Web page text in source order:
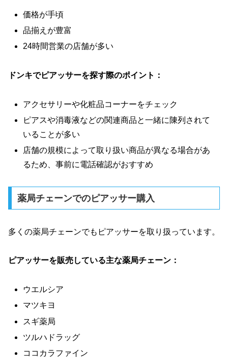
価格が手頃
品揃えが豊富
24時間営業の店舗が多い
ドンキでピアッサーを探す際のポイント：
アクセサリーや化粧品コーナーをチェック
ピアスや消毒液などの関連商品と一緒に陳列されて
いることが多い
店舗の規模によって取り扱い商品が異なる場合があ
るため、事前に電話確認がおすすめ
薬局チェーンでのピアッサー購入
多くの薬局チェーンでもピアッサーを取り扱っています。
ピアッサーを販売している主な薬局チェーン：
ウエルシア
マツキヨ
スギ薬局
ツルハドラッグ
ココカラファイン